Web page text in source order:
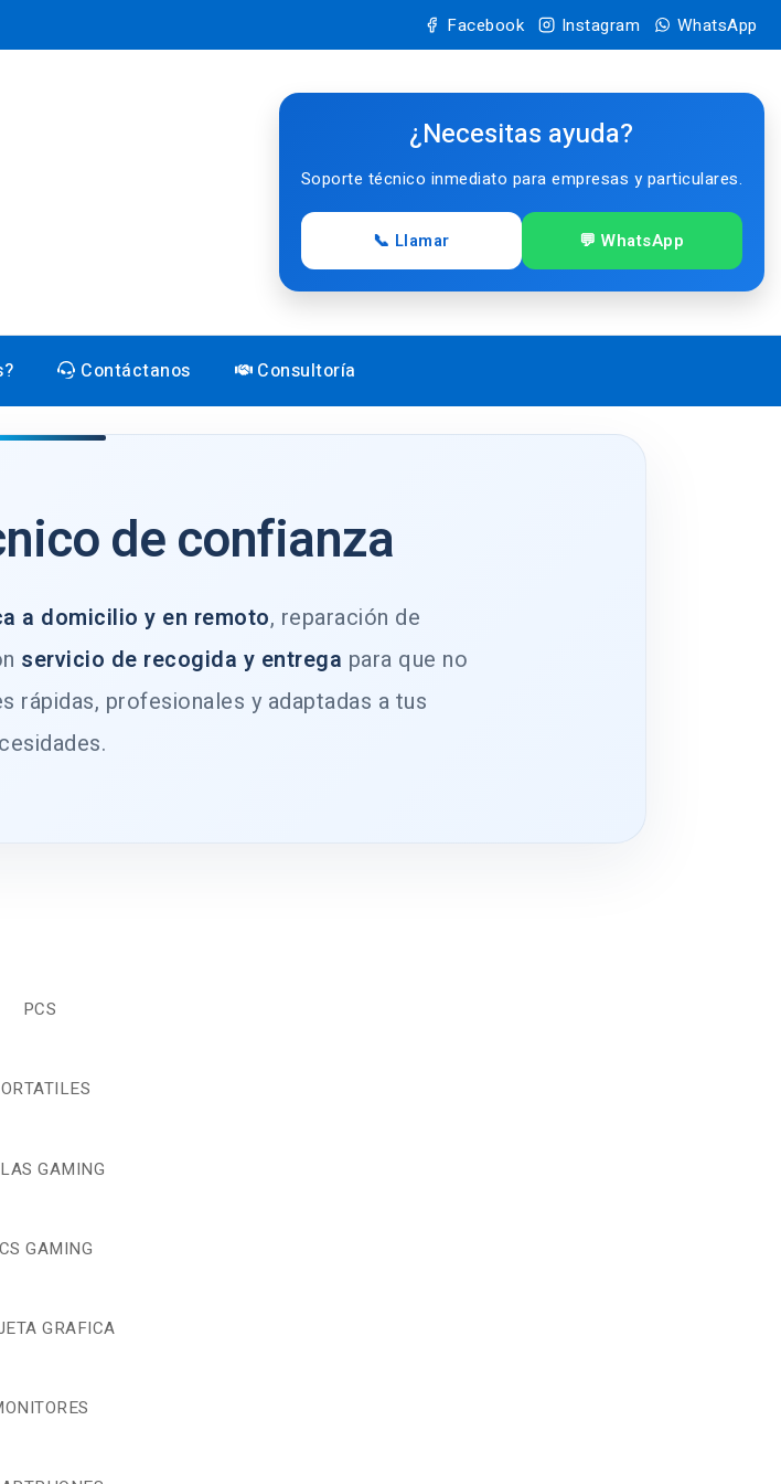
Facebook Instagram WhatsApp
¿Necesitas ayuda?
Soporte técnico inmediato para empresas y particulares.
📞 Llamar 💬 WhatsApp
Contáctanos Consultoría
de confianza
a domicilio y en remoto, reparación de
servicio de recogida y entrega para que no
rápidas, profesionales y adaptadas a tus
PCS
GAMING
GAMING
GRAFICA